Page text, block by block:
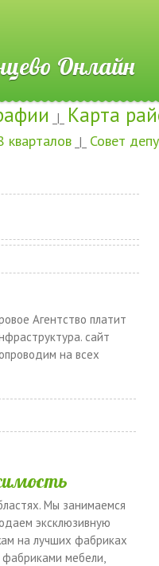
_|_ Карта
кварталов _|_ Совет
Агентство платит
сайт
на всех
Мы занимаемся
эксклюзивную
на лучших фабриках
мебели,